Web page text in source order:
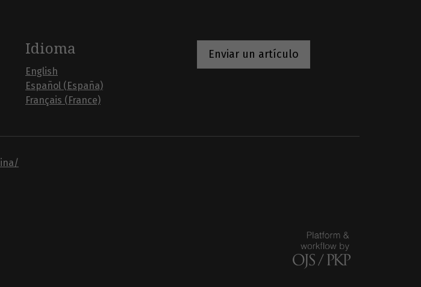
Idioma
English
Español (España)
Français (France)
Enviar un artículo